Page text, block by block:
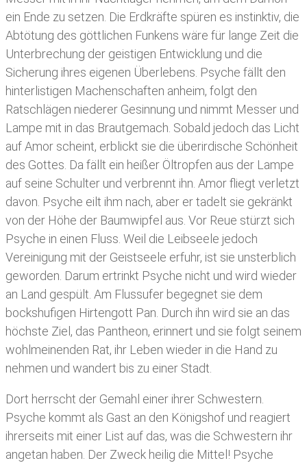
ein Ende zu setzen. Die Erdkräfte spüren es instinktiv, die
Abtötung des göttlichen Funkens wäre für lange Zeit die
Unterbrechung der geistigen Entwicklung und die
Sicherung ihres eigenen Überlebens. Psyche fällt den
hinterlistigen Machenschaften anheim, folgt den
Ratschlägen niederer Gesinnung und nimmt Messer und
Lampe mit in das Brautgemach. Sobald jedoch das Licht
auf Amor scheint, erblickt sie die überirdische Schönheit
des Gottes. Da fällt ein heißer Öltropfen aus der Lampe
auf seine Schulter und verbrennt ihn. Amor fliegt verletzt
davon. Psyche eilt ihm nach, aber er tadelt sie gekränkt
von der Höhe der Baumwipfel aus. Vor Reue stürzt sich
Psyche in einen Fluss. Weil die Leibseele jedoch
Vereinigung mit der Geistseele erfuhr, ist sie unsterblich
geworden. Darum ertrinkt Psyche nicht und wird wieder
an Land gespült. Am Flussufer begegnet sie dem
bockshufigen Hirtengott Pan. Durch ihn wird sie an das
höchste Ziel, das Pantheon, erinnert und sie folgt seinem
wohlmeinenden Rat, ihr Leben wieder in die Hand zu
nehmen und wandert bis zu einer Stadt.
Dort herrscht der Gemahl einer ihrer Schwestern.
Psyche kommt als Gast an den Königshof und reagiert
ihrerseits mit einer List auf das, was die Schwestern ihr
angetan haben. Der Zweck heilig die Mittel! Psyche